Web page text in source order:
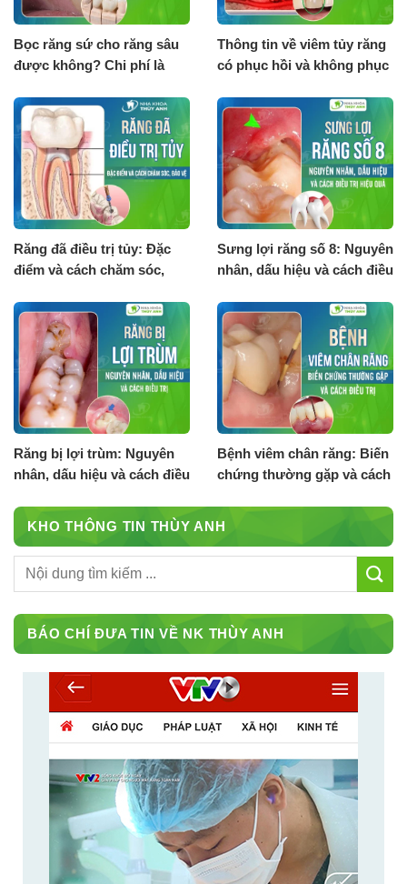
Bọc răng sứ cho răng sâu
được không? Chi phí là
Thông tin về viêm tủy răng
có phục hồi và không phục
Răng đã điều trị tủy: Đặc
điểm và cách chăm sóc,
Sưng lợi răng số 8: Nguyên
nhân, dấu hiệu và cách điều
Răng bị lợi trùm: Nguyên
nhân, dấu hiệu và cách điều
Bệnh viêm chân răng: Biến
chứng thường gặp và cách
KHO THÔNG TIN THÙY ANH
BÁO CHÍ ĐƯA TIN VỀ NK THÙY ANH